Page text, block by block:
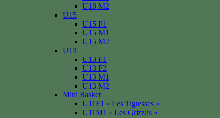
U18 M2
U15
U15 F1
U15 M1
U15 M2
U13
U13 F1
U13 F2
U13 M1
U13 M2
Mini Basket
U11F1 « Les Tigresses »
U11M1 « Les Grizzlis »